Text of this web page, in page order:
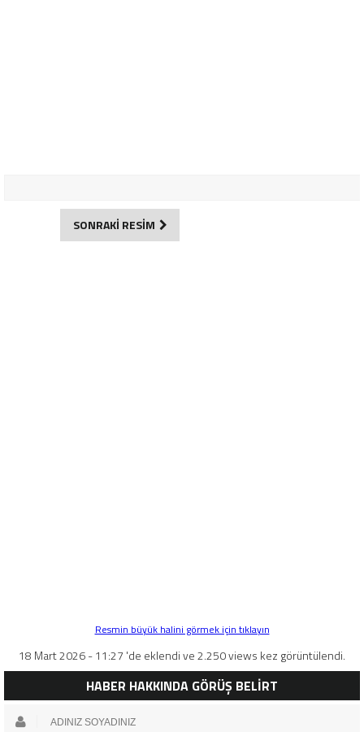
SONRAKİ RESİM
Resmin büyük halini görmek için tıklayın
18 Mart 2026 - 11:27 'de eklendi ve 2.250 views kez görüntülendi.
HABER HAKKINDA GÖRÜŞ BELİRT